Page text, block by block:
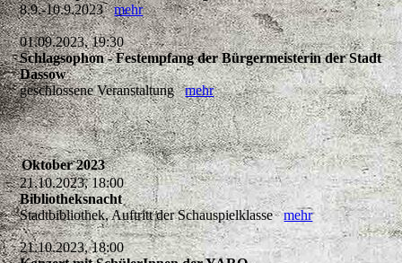
8.9.-10.9.2023mehr
01.09.2023, 19:30
Schlagsophon - Festempfang der Bürgermeisterin der Stadt
Dassow
geschlossene Veranstaltungmehr
Oktober 2023
21.10.2023, 18:00
Bibliotheksnacht
Stadtbibliothek, Auftritt der Schauspielklassemehr
21.10.2023, 18:00